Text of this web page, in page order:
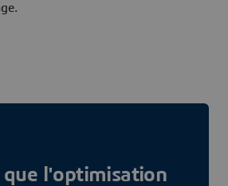
que l'optimisation